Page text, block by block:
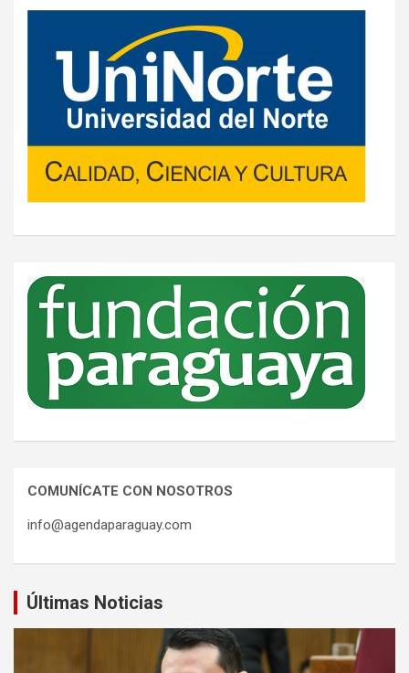
COMUNÍCATE CON NOSOTROS
info@agendaparaguay.com
Últimas Noticias